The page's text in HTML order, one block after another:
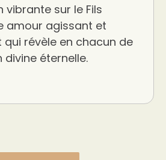
vibrante sur le Fils
amour agissant et
révèle en chacun de
éternelle.